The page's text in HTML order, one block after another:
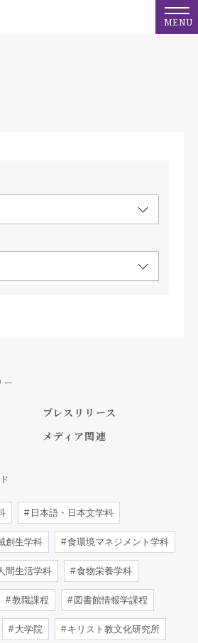
MENU
ー
プレスリリース
メディア関連
日本語・日本文学科
創生学科 食環境マネジメント学科
間生活学科 食物栄養学科
教職課程 図書館情報学課程
大学院 キリスト教文化研究所